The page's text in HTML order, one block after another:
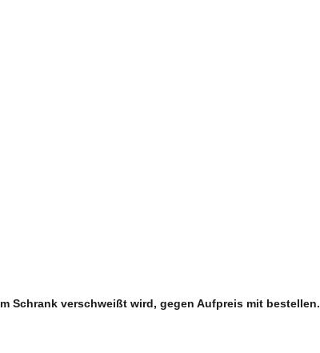
Schrank verschweißt wird, gegen Aufpreis mit bestellen.